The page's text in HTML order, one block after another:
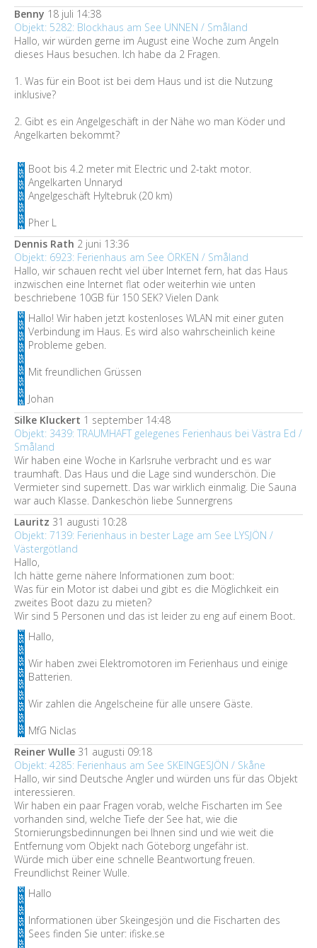
Benny 18 juli 14:38
Objekt: 5282: Blockhaus am See UNNEN / Småland
Hallo, wir würden gerne im August eine Woche zum Angeln
dieses Haus besuchen. Ich habe da 2 Fragen.
1. Was für ein Boot ist bei dem Haus und ist die Nutzung
inklusive?
2. Gibt es ein Angelgeschäft in der Nähe wo man Köder und
Angelkarten bekommt?
Boot bis 4.2 meter mit Electric und 2-takt motor.
Angelkarten Unnaryd
Angelgeschäft Hyltebruk (20 km)
Pher L
Dennis Rath 2 juni 13:36
Objekt: 6923: Ferienhaus am See ÖRKEN / Småland
Hallo, wir schauen recht viel über Internet fern, hat das Haus
inzwischen eine Internet flat oder weiterhin wie unten
beschriebene 10GB für 150 SEK? Vielen Dank
Hallo! Wir haben jetzt kostenloses WLAN mit einer guten
Verbindung im Haus. Es wird also wahrscheinlich keine
Probleme geben.
Mit freundlichen Grüssen
Johan
Silke Kluckert 1 september 14:48
Objekt: 3439: TRAUMHAFT gelegenes Ferienhaus bei Västra Ed /
Småland
Wir haben eine Woche in Karlsruhe verbracht und es war
traumhaft. Das Haus und die Lage sind wunderschön. Die
Vermieter sind supernett. Das war wirklich einmalig. Die Sauna
war auch Klasse. Dankeschön liebe Sunnergrens
Lauritz 31 augusti 10:28
Objekt: 7139: Ferienhaus in bester Lage am See LYSJÖN /
Västergötland
Hallo,
Ich hätte gerne nähere Informationen zum boot:
Was für ein Motor ist dabei und gibt es die Möglichkeit ein
zweites Boot dazu zu mieten?
Wir sind 5 Personen und das ist leider zu eng auf einem Boot.
Hallo,
Wir haben zwei Elektromotoren im Ferienhaus und einige
Batterien.
Wir zahlen die Angelscheine für alle unsere Gäste.
MfG Niclas
Reiner Wulle 31 augusti 09:18
Objekt: 4285: Ferienhaus am See SKEINGESJÖN / Skåne
Hallo, wir sind Deutsche Angler und würden uns für das Objekt
interessieren.
Wir haben ein paar Fragen vorab, welche Fischarten im See
vorhanden sind, welche Tiefe der See hat, wie die
Stornierungsbedinnungen bei Ihnen sind und wie weit die
Entfernung vom Objekt nach Göteborg ungefähr ist.
Würde mich über eine schnelle Beantwortung freuen.
Freundlichst Reiner Wulle.
Hallo
Informationen über Skeingesjön und die Fischarten des
Sees finden Sie unter: ifiske.se